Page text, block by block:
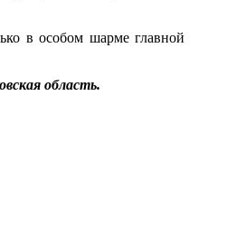
в особом шарме главной
область.